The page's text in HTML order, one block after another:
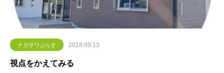
ナガサワぷらす 2018.09.13
視点をかえてみる